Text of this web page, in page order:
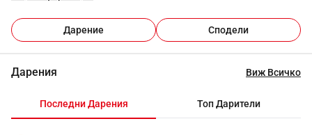
младежи. Ето някои от най-важните предимства:
1. Насърчаване на собствената инициатива:
собствена инициатива. Децата и младежите учат как
самостоятелно да решават проблеми. Това допринася
Дарение Сподели
Дарения Виж Всичко
Последни Дарения Топ Дарители